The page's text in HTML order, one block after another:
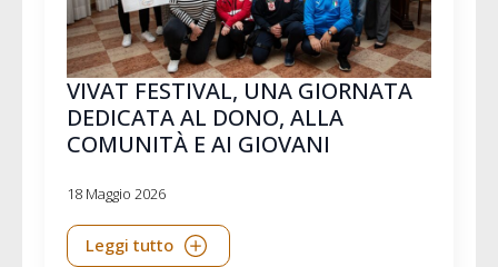
VIVAT FESTIVAL, UNA GIORNATA
DEDICATA AL DONO, ALLA
COMUNITÀ E AI GIOVANI
18 Maggio 2026
Leggi tutto